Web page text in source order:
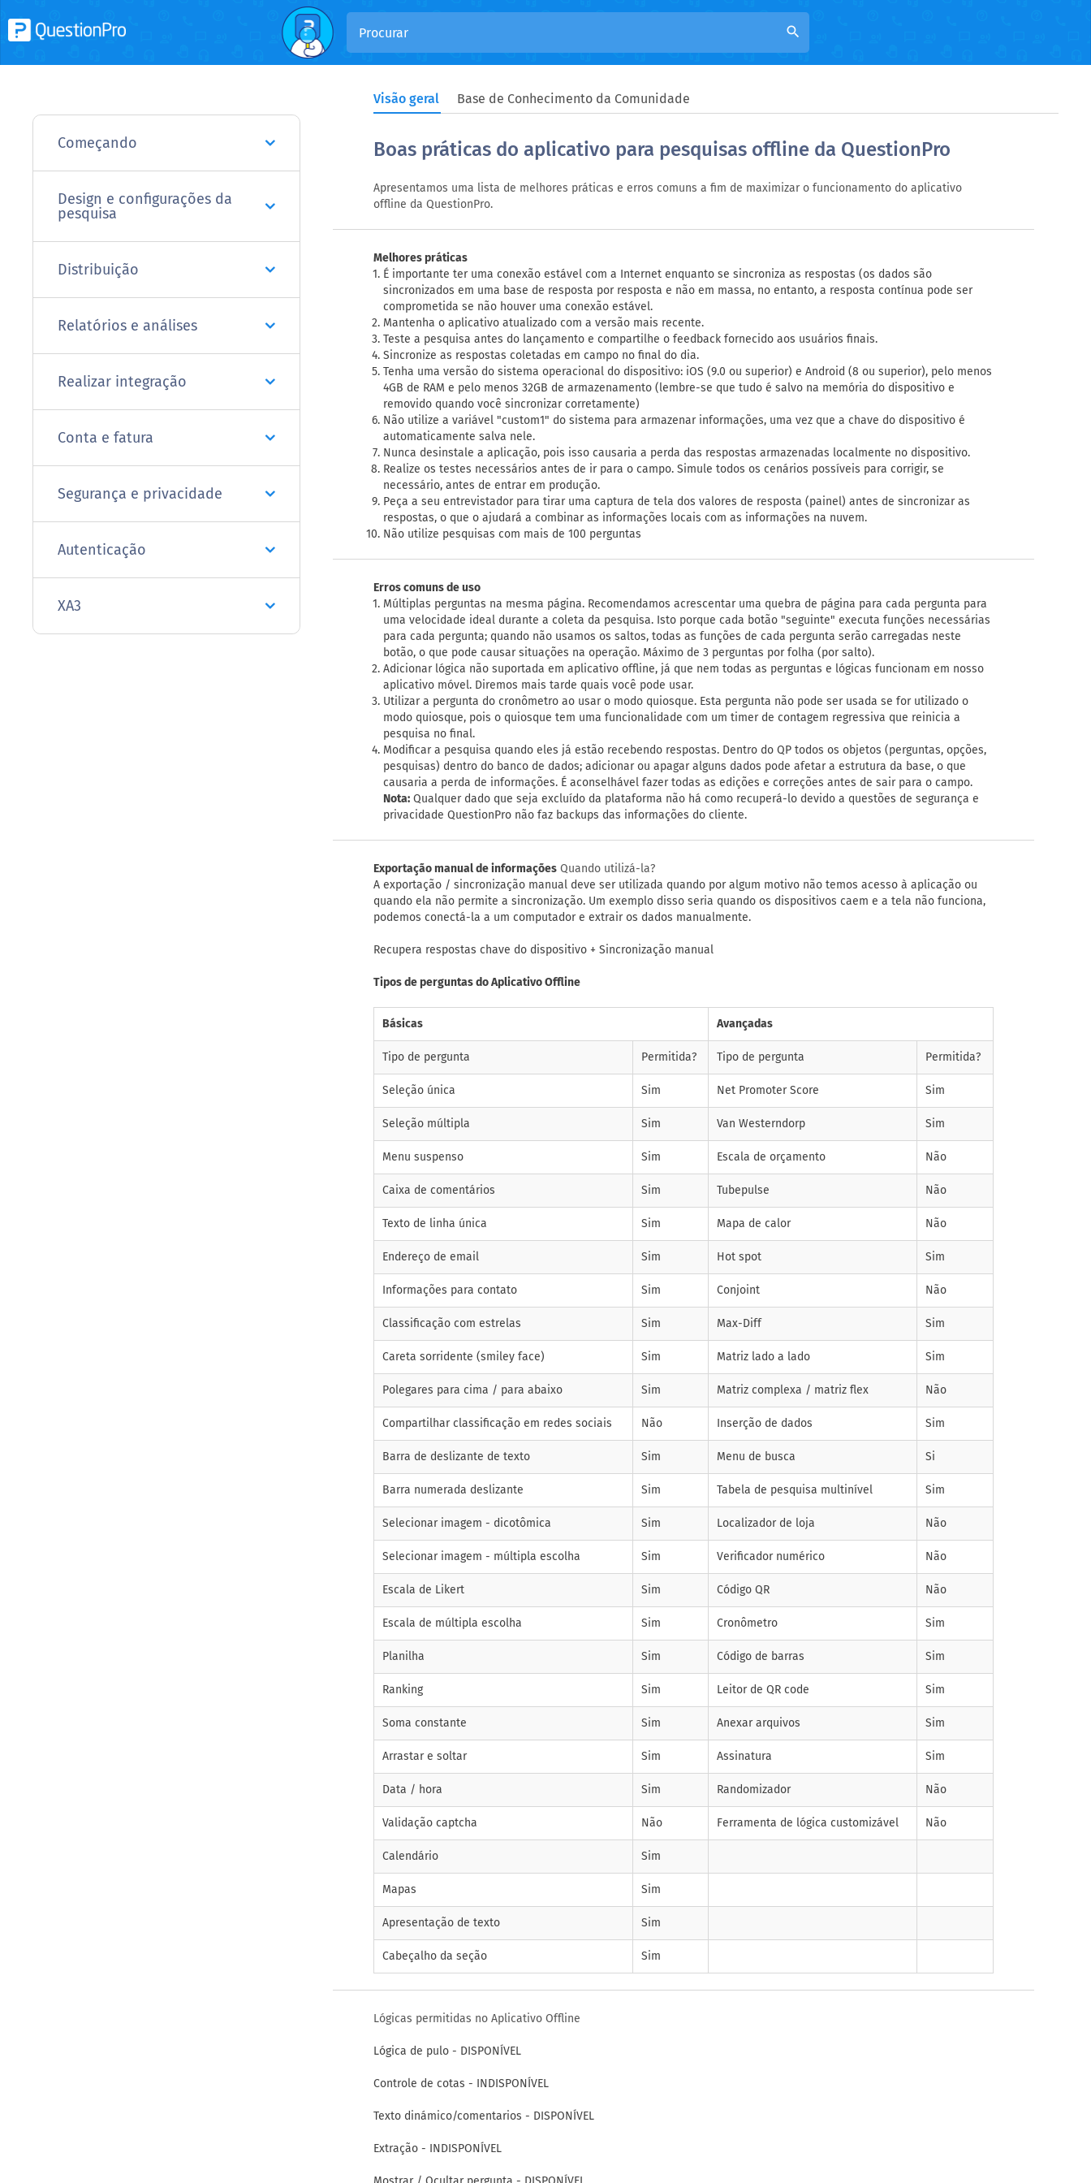
search
Visão geral Base de Conhecimento da Comunidade
Começando
Design e configurações da
pesquisa
Distribuição
Relatórios e análises
Realizar integração
Conta e fatura
Segurança e privacidade
Autenticação
XA3
Boas práticas do aplicativo para pesquisas offline da QuestionPro
Apresentamos uma lista de melhores práticas e erros comuns a fim de maximizar o funcionamento do aplicativo
offline da QuestionPro.
Melhores práticas
É importante ter uma conexão estável com a Internet enquanto se sincroniza as respostas (os dados são
sincronizados em uma base de resposta por resposta e não em massa, no entanto, a resposta contínua pode ser
comprometida se não houver uma conexão estável.
Mantenha o aplicativo atualizado com a versão mais recente.
Teste a pesquisa antes do lançamento e compartilhe o feedback fornecido aos usuários finais.
Sincronize as respostas coletadas em campo no final do dia.
Tenha uma versão do sistema operacional do dispositivo: iOS (9.0 ou superior) e Android (8 ou superior), pelo menos
4GB de RAM e pelo menos 32GB de armazenamento (lembre-se que tudo é salvo na memória do dispositivo e
removido quando você sincronizar corretamente)
Não utilize a variável "custom1" do sistema para armazenar informações, uma vez que a chave do dispositivo é
automaticamente salva nele.
Nunca desinstale a aplicação, pois isso causaria a perda das respostas armazenadas localmente no dispositivo.
Realize os testes necessários antes de ir para o campo. Simule todos os cenários possíveis para corrigir, se
necessário, antes de entrar em produção.
Peça a seu entrevistador para tirar uma captura de tela dos valores de resposta (painel) antes de sincronizar as
respostas, o que o ajudará a combinar as informações locais com as informações na nuvem.
Não utilize pesquisas com mais de 100 perguntas
Erros comuns de uso
Múltiplas perguntas na mesma página. Recomendamos acrescentar uma quebra de página para cada pergunta para
uma velocidade ideal durante a coleta da pesquisa. Isto porque cada botão "seguinte" executa funções necessárias
para cada pergunta; quando não usamos os saltos, todas as funções de cada pergunta serão carregadas neste
botão, o que pode causar situações na operação. Máximo de 3 perguntas por folha (por salto).
Adicionar lógica não suportada em aplicativo offline, já que nem todas as perguntas e lógicas funcionam em nosso
aplicativo móvel. Diremos mais tarde quais você pode usar.
Utilizar a pergunta do cronômetro ao usar o modo quiosque. Esta pergunta não pode ser usada se for utilizado o
modo quiosque, pois o quiosque tem uma funcionalidade com um timer de contagem regressiva que reinicia a
pesquisa no final.
Modificar a pesquisa quando eles já estão recebendo respostas. Dentro do QP todos os objetos (perguntas, opções,
pesquisas) dentro do banco de dados; adicionar ou apagar alguns dados pode afetar a estrutura da base, o que
causaria a perda de informações. É aconselhável fazer todas as edições e correções antes de sair para o campo.
Nota: Qualquer dado que seja excluído da plataforma não há como recuperá-lo devido a questões de segurança e
privacidade QuestionPro não faz backups das informações do cliente.
Exportação manual de informações Quando utilizá-la?
A exportação / sincronização manual deve ser utilizada quando por algum motivo não temos acesso à aplicação ou
quando ela não permite a sincronização. Um exemplo disso seria quando os dispositivos caem e a tela não funciona,
podemos conectá-la a um computador e extrair os dados manualmente.
Recupera respostas chave do dispositivo + Sincronização manual
Tipos de perguntas do Aplicativo Offline
Básicas Avançadas
Tipo de pergunta Permitida? Tipo de pergunta Permitida?
Seleção única Sim Net Promoter Score Sim
Seleção múltipla Sim Van Westerndorp Sim
Menu suspenso Sim Escala de orçamento Não
Caixa de comentários Sim Tubepulse Não
Texto de linha única Sim Mapa de calor Não
Endereço de email Sim Hot spot Sim
Informações para contato Sim Conjoint Não
Classificação com estrelas Sim Max-Diff Sim
Careta sorridente (smiley face) Sim Matriz lado a lado Sim
Polegares para cima / para abaixo Sim Matriz complexa / matriz flex Não
Compartilhar classificação em redes sociais Não Inserção de dados Sim
Barra de deslizante de texto Sim Menu de busca Si
Barra numerada deslizante Sim Tabela de pesquisa multinível Sim
Selecionar imagem - dicotômica Sim Localizador de loja Não
Selecionar imagem - múltipla escolha Sim Verificador numérico Não
Escala de Likert Sim Código QR Não
Escala de múltipla escolha Sim Cronômetro Sim
Planilha Sim Código de barras Sim
Ranking Sim Leitor de QR code Sim
Soma constante Sim Anexar arquivos Sim
Arrastar e soltar Sim Assinatura Sim
Data / hora Sim Randomizador Não
Validação captcha Não Ferramenta de lógica customizável Não
Calendário Sim
Mapas Sim
Apresentação de texto Sim
Cabeçalho da seção Sim
Lógicas permitidas no Aplicativo Offline
Lógica de pulo - DISPONÍVEL
Controle de cotas - INDISPONÍVEL
Texto dinámico/comentarios - DISPONÍVEL
Extração - INDISPONÍVEL